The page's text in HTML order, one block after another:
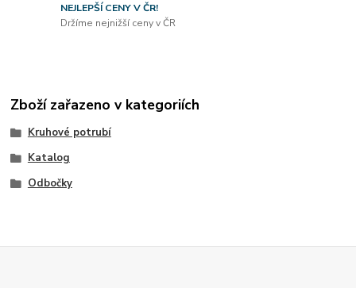
NEJLEPŠÍ CENY V ČR!
Držíme nejnižší ceny v ČR
Zboží zařazeno v kategoriích
Kruhové potrubí
Katalog
Odbočky